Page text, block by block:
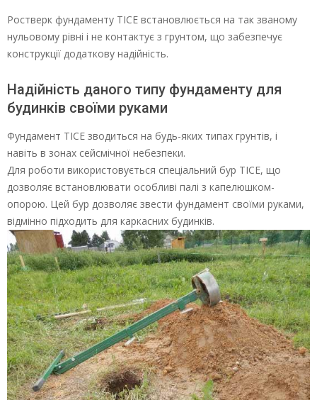
Ростверк фундаменту ТІСЕ встановлюється на так званому
нульовому рівні і не контактує з грунтом, що забезпечує
конструкції додаткову надійність.
Надійність даного типу фундаменту для
будинків своїми руками
Фундамент ТІСЕ зводиться на будь-яких типах грунтів, і
навіть в зонах сейсмічної небезпеки.
Для роботи використовується спеціальний бур ТІСЕ, що
дозволяє встановлювати особливі палі з капелюшком-
опорою. Цей бур дозволяє звести фундамент своїми руками,
відмінно підходить для каркасних будинків.